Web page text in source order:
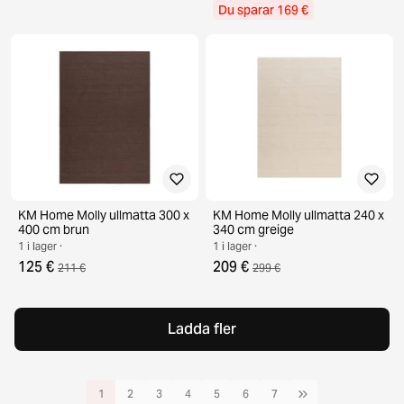
Du sparar 169 €
KM Home Molly ullmatta 300 x
400 cm brun
1 i lager ·
125 € 211 €
KM Home Molly ullmatta 240 x
340 cm greige
1 i lager ·
209 € 299 €
Ladda fler
1 2 3 4 5 6 7